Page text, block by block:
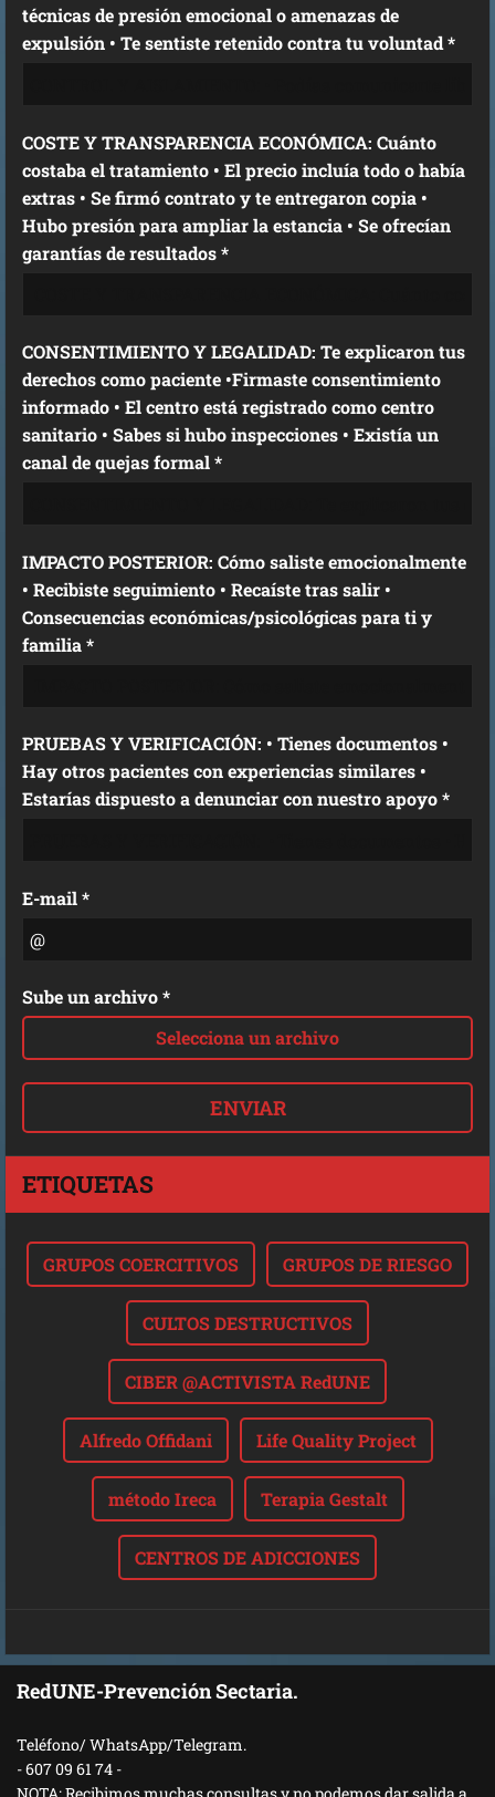
técnicas de presión emocional o amenazas de
expulsión • Te sentiste retenido contra tu voluntad *
COSTE Y TRANSPARENCIA ECONÓMICA: Cuánto
costaba el tratamiento • El precio incluía todo o había
extras • Se firmó contrato y te entregaron copia •
Hubo presión para ampliar la estancia • Se ofrecían
garantías de resultados *
CONSENTIMIENTO Y LEGALIDAD: Te explicaron tus
derechos como paciente •Firmaste consentimiento
informado • El centro está registrado como centro
sanitario • Sabes si hubo inspecciones • Existía un
canal de quejas formal *
IMPACTO POSTERIOR: Cómo saliste emocionalmente
• Recibiste seguimiento • Recaíste tras salir •
Consecuencias económicas/psicológicas para ti y
familia *
PRUEBAS Y VERIFICACIÓN: • Tienes documentos •
Hay otros pacientes con experiencias similares •
Estarías dispuesto a denunciar con nuestro apoyo *
E-mail *
Sube un archivo *
Selecciona un archivo
ETIQUETAS
GRUPOS COERCITIVOS GRUPOS DE RIESGO
CULTOS DESTRUCTIVOS
CIBER @ACTIVISTA RedUNE
Alfredo Offidani Life Quality Project
método Ireca Terapia Gestalt
CENTROS DE ADICCIONES
RedUNE-Prevención Sectaria.
Teléfono/ WhatsApp/Telegram.
- 607 09 61 74 -
NOTA: Recibimos muchas consultas y no podemos dar salida a